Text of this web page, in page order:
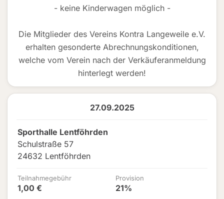
- keine Kinderwagen möglich -
Die Mitglieder des Vereins Kontra Langeweile e.V.
erhalten gesonderte Abrechnungskonditionen,
welche vom Verein nach der Verkäuferanmeldung
hinterlegt werden!
27.09.2025
Sporthalle Lentföhrden
Schulstraße 57
24632 Lentföhrden
Teilnahmegebühr
1,00 €
Provision
21%